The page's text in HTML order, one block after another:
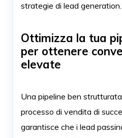
strategie di lead generation.
Ottimizza la tua
per ottenere
elevate
Una pipeline ben
processo di vendita di
garantisce che i lead